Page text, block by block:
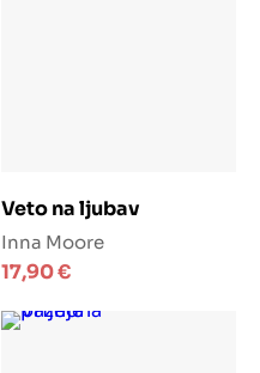
Veto na ljubav
Inna Moore
17,90€